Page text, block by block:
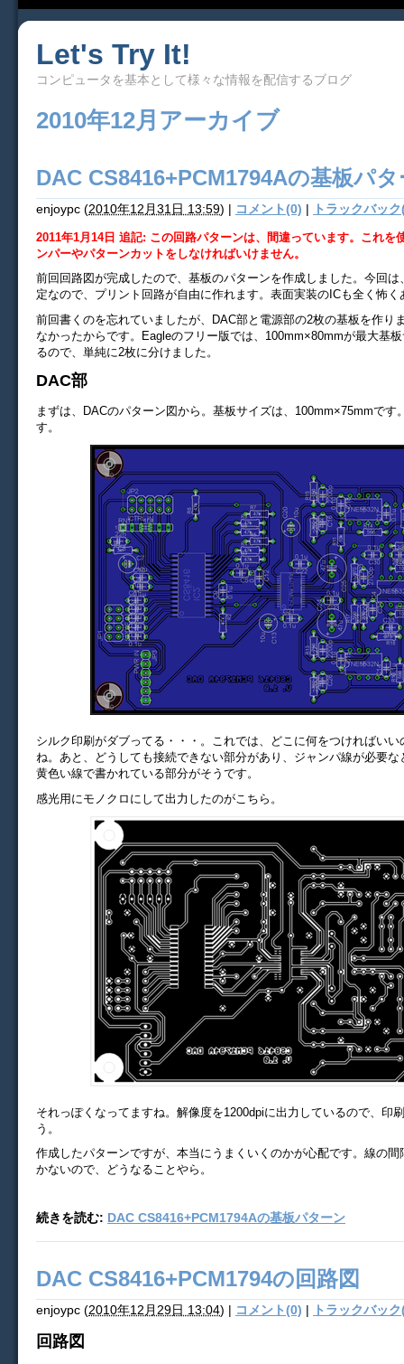
Let's Try It!
コンピュータを基本として様々な情報を配信するブログ
2010年12月アーカイブ
DAC CS8416+PCM1794Aの基板パ
enjoypc (2010年12月31日 13:59) | コメント(0) | トラックバッ
2011年1月14日 追記: この回路パターンは、間違っています。これを
ンパーやパターンカットをしなければいけません。
前回回路図が完成したので、基板のパターンを作成しました。今回は
定なので、プリント回路が自由に作れます。表面実装のICも全く怖く
前回書くのを忘れていましたが、DAC部と電源部の2枚の基板を作り
なかったからです。Eagleのフリー版では、100mm×80mmが最大基
るので、単純に2枚に分けました。
DAC部
まずは、DACのパターン図から。基板サイズは、100mm×75mmです
す。
シルク印刷がダブってる・・・。これでは、どこに何をつければい
ね。あと、どうしても接続できない部分があり、ジャンパ線が必要な
黄色い線で書かれている部分がそうです。
感光用にモノクロにして出力したのがこちら。
それっぽくなってますね。解像度を1200dpiに出力しているので、印
う。
作成したパターンですが、本当にうまくいくのかが心配です。線の間
かないので、どうなることやら。
続きを読む: DAC CS8416+PCM1794Aの基板パターン
DAC CS8416+PCM1794の回路図
enjoypc (2010年12月29日 13:04) | コメント(0) | トラックバッ
回路図